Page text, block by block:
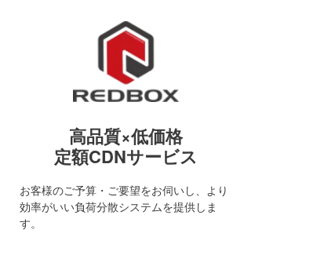
高品質×低価格
定額CDNサービス
お客様のご予算・ご要望をお伺いし、より
効率がいい負荷分散システムを提供しま
す。